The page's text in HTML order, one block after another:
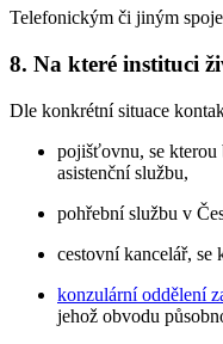
Telefonickým či jiným
8. Na které instituci
Dle konkrétní situace
pojišťovnu, se kterou
asistenční službu,
pohřební službu v
cestovní kancelář, se
konzulární oddělení
jehož obvodu